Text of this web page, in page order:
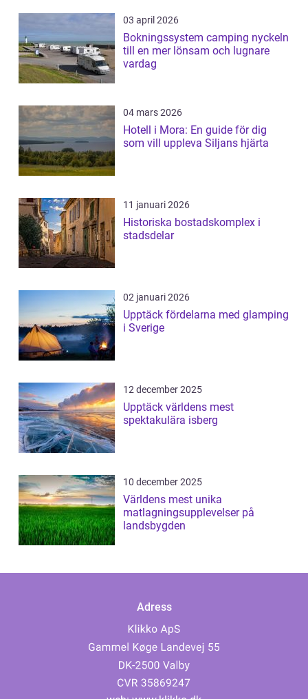
03 april 2026
Bokningssystem camping nyckeln
till en mer lönsam och lugnare
vardag
04 mars 2026
Hotell i Mora: En guide för dig
som vill uppleva Siljans hjärta
11 januari 2026
Historiska bostadskomplex i
stadsdelar
02 januari 2026
Upptäck fördelarna med glamping
i Sverige
12 december 2025
Upptäck världens mest
spektakulära isberg
10 december 2025
Världens mest unika
matlagningsupplevelser på
landsbygden
Adress